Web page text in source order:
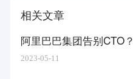
相关文章
阿里巴巴集团告别CTO？
2023-05-11